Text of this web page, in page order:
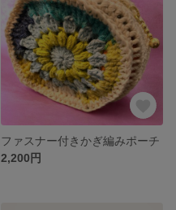
ファスナー付きかぎ編みポーチ
2,200円